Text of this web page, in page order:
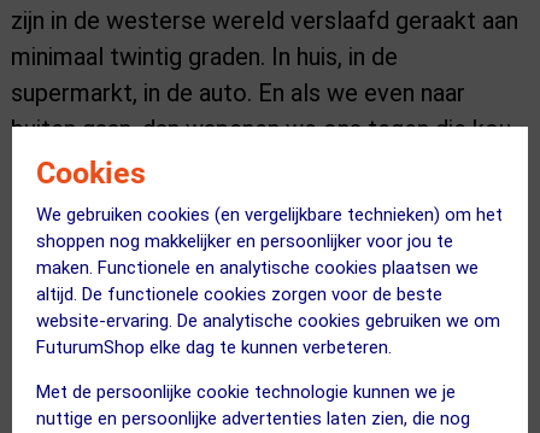
Cookies
We gebruiken cookies (en vergelijkbare technieken) om het
shoppen nog makkelijker en persoonlijker voor jou te
maken. Functionele en analytische cookies plaatsen we
altijd. De functionele cookies zorgen voor de beste
website-ervaring. De analytische cookies gebruiken we om
FuturumShop elke dag te kunnen verbeteren.
Met de persoonlijke cookie technologie kunnen we je
nuttige en persoonlijke advertenties laten zien, die nog
zijn in de westerse wereld verslaafd geraakt aan
minimaal twintig graden. In huis, in de
supermarkt, in de auto. En als we even naar
buiten gaan, dan wapenen we ons tegen die kou.
Met een thermojack, een muts, handschoenen.
Dat is zonde, weet ik nu. Omdat je daarmee een
potentieel van je lijf onbenut laat.”
“WE ZIJN IN DE WESTERSE
WERELD VERSLAAFD